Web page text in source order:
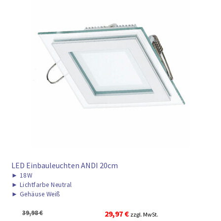
LED Einbauleuchten ANDI 20cm
► 18W
► Lichtfarbe Neutral
► Gehäuse Weiß
39,98€
Ursprünglicher
29,97 €Aktueller
zzgl. MwSt.